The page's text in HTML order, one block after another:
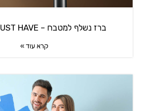
ברז נשלף למטבח – MUST HAVE בכל בית!
קרא עוד »